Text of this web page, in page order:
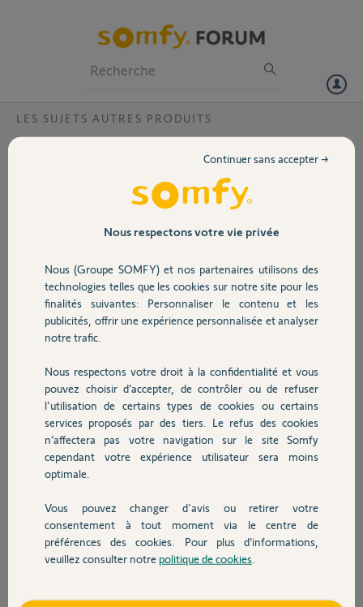
Volet
Sécurité
Domotique
Chauffage
Autres produits
Devis avec un pro
Contact
LES SUJETS AUTRES PRODUITS
boitier cellule photoélectrique
Le plastique d'une cellule photoélectrique de notre portail coulissant
est cassé. Nous souhaiterions remplacer uniquement le boîtier en
plastique de la cellule car celle-ci fonctionne très bien. Cependant,
nous ne trouvons que des jeux de 2 cellules, ce qui ne nous est pas
nécessaire. Pourriez-vous nous indiquer comment trouver
D'avance merci pour votre réponse.
Anonyme
il y a plus de 11 ans
Réponses
Bonjour Michel,
Vous trouverez ce capot de cellules au lien ci-dessous :
Bonne journée
Nous respectons votre vie privée
Nous (Groupe SOMFY) et nos partenaires utilisons des
technologies telles que les cookies sur notre site pour les
finalités suivantes: Personnaliser le contenu et les
publicités, offrir une expérience personnalisée et analyser
notre trafic.
Nous respectons votre droit à la confidentialité et vous
pouvez choisir d’accepter, de contrôler ou de refuser
l'utilisation de certains types de cookies ou certains
services proposés par des tiers. Le refus des cookies
n’affectera pas votre navigation sur le site Somfy
cependant votre expérience utilisateur sera moins
optimale.
Vous pouvez changer d'avis ou retirer votre
consentement à tout moment via le centre de
préférences des cookies. Pour plus d’informations,
veuillez consulter notre politique de cookies
Continuer sans accepter →